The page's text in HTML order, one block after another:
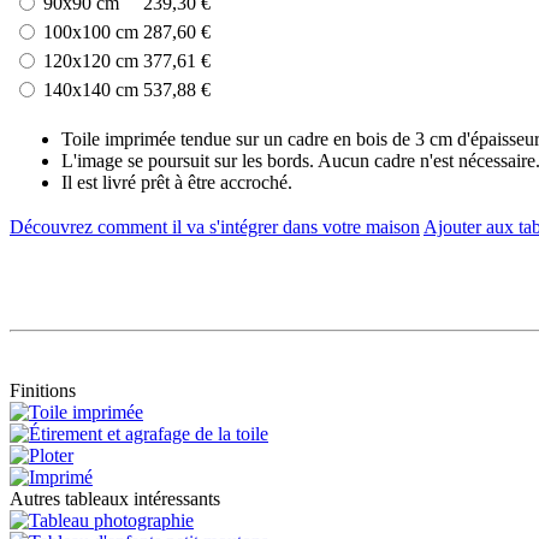
100x100 cm 287,60 €
120x120 cm 377,61 €
140x140 cm 537,88 €
Toile imprimée tendue sur un cadre en bois de 3 cm
L'image se poursuit sur les bords. Aucun cadre n'est nécessaire.
Il est livré prêt à être accroché.
Découvrez comment il va s'intégrer dans votre maison Ajouter aux
Finitions
Autres tableaux intéressants